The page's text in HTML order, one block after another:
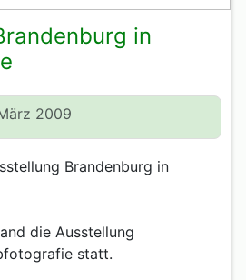
in
2009
Brandenburg in
die Ausstellung
statt.